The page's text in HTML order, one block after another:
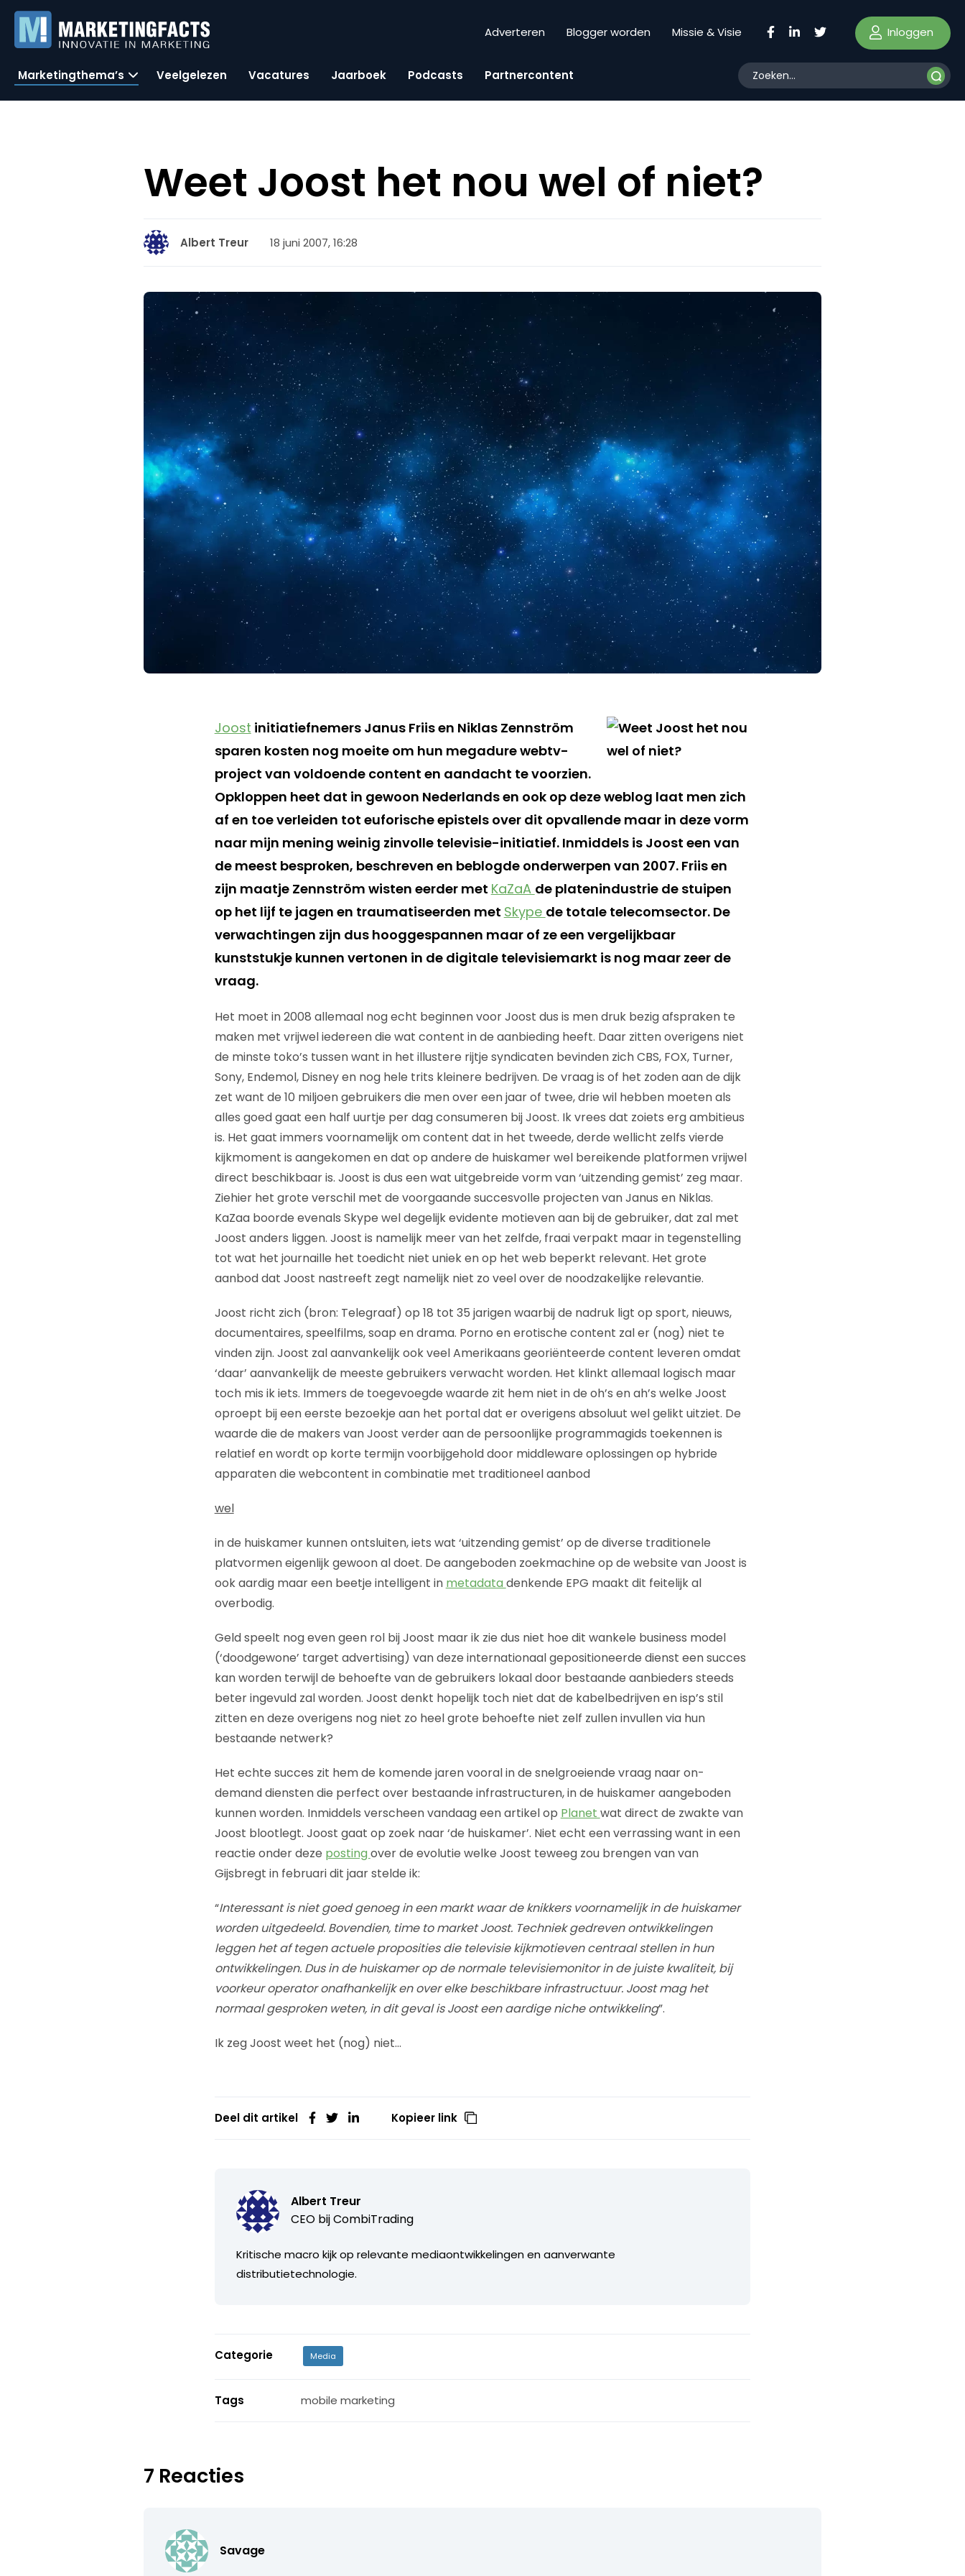
Adverteren Blogger worden Missie & Visie Inloggen
Marketingthema’s Veelgelezen Vacatures Jaarboek Podcasts Partnercontent
Weet Joost het nou wel of niet?
Albert Treur 18 juni 2007, 16:28
Joost initiatiefnemers Janus Friis en Niklas Zennström
sparen kosten nog moeite om hun megadure webtv-
project van voldoende content en aandacht te voorzien.
Opkloppen heet dat in gewoon Nederlands en ook op deze weblog laat men zich
af en toe verleiden tot euforische epistels over dit opvallende maar in deze vorm
naar mijn mening weinig zinvolle televisie-initiatief. Inmiddels is Joost een van
de meest besproken, beschreven en beblogde onderwerpen van 2007. Friis en
zijn maatje Zennström wisten eerder met KaZaA de platenindustrie de stuipen
op het lijf te jagen en traumatiseerden met Skype de totale telecomsector. De
verwachtingen zijn dus hooggespannen maar of ze een vergelijkbaar
kunststukje kunnen vertonen in de digitale televisiemarkt is nog maar zeer de
vraag.
Het moet in 2008 allemaal nog echt beginnen voor Joost dus is men druk bezig afspraken te
maken met vrijwel iedereen die wat content in de aanbieding heeft. Daar zitten overigens niet
de minste toko’s tussen want in het illustere rijtje syndicaten bevinden zich CBS, FOX, Turner,
Sony, Endemol, Disney en nog hele trits kleinere bedrijven. De vraag is of het zoden aan de dijk
zet want de 10 miljoen gebruikers die men over een jaar of twee, drie wil hebben moeten als
alles goed gaat een half uurtje per dag consumeren bij Joost. Ik vrees dat zoiets erg ambitieus
is. Het gaat immers voornamelijk om content dat in het tweede, derde wellicht zelfs vierde
kijkmoment is aangekomen en dat op andere de huiskamer wel bereikende platformen vrijwel
direct beschikbaar is. Joost is dus een wat uitgebreide vorm van ‘uitzending gemist’ zeg maar.
Ziehier het grote verschil met de voorgaande succesvolle projecten van Janus en Niklas.
KaZaa boorde evenals Skype wel degelijk evidente motieven aan bij de gebruiker, dat zal met
Joost anders liggen. Joost is namelijk meer van het zelfde, fraai verpakt maar in tegenstelling
tot wat het journaille het toedicht niet uniek en op het web beperkt relevant. Het grote
aanbod dat Joost nastreeft zegt namelijk niet zo veel over de noodzakelijke relevantie.
Joost richt zich (bron: Telegraaf) op 18 tot 35 jarigen waarbij de nadruk ligt op sport, nieuws,
documentaires, speelfilms, soap en drama. Porno en erotische content zal er (nog) niet te
vinden zijn. Joost zal aanvankelijk ook veel Amerikaans georiënteerde content leveren omdat
‘daar’ aanvankelijk de meeste gebruikers verwacht worden. Het klinkt allemaal logisch maar
toch mis ik iets. Immers de toegevoegde waarde zit hem niet in de oh’s en ah’s welke Joost
oproept bij een eerste bezoekje aan het portal dat er overigens absoluut wel gelikt uitziet. De
waarde die de makers van Joost verder aan de persoonlijke programmagids toekennen is
relatief en wordt op korte termijn voorbijgehold door middleware oplossingen op hybride
apparaten die webcontent in combinatie met traditioneel aanbod
wel
in de huiskamer kunnen ontsluiten, iets wat ‘uitzending gemist’ op de diverse traditionele
platvormen eigenlijk gewoon al doet. De aangeboden zoekmachine op de website van Joost is
ook aardig maar een beetje intelligent in metadata denkende EPG maakt dit feitelijk al
overbodig.
Geld speelt nog even geen rol bij Joost maar ik zie dus niet hoe dit wankele business model
(‘doodgewone’ target advertising) van deze internationaal gepositioneerde dienst een succes
kan worden terwijl de behoefte van de gebruikers lokaal door bestaande aanbieders steeds
beter ingevuld zal worden. Joost denkt hopelijk toch niet dat de kabelbedrijven en isp’s stil
zitten en deze overigens nog niet zo heel grote behoefte niet zelf zullen invullen via hun
bestaande netwerk?
Het echte succes zit hem de komende jaren vooral in de snelgroeiende vraag naar on-
demand diensten die perfect over bestaande infrastructuren, in de huiskamer aangeboden
kunnen worden. Inmiddels verscheen vandaag een artikel op Planet wat direct de zwakte van
Joost blootlegt. Joost gaat op zoek naar ‘de huiskamer’. Niet echt een verrassing want in een
reactie onder deze posting over de evolutie welke Joost teweeg zou brengen van van
Gijsbregt in februari dit jaar stelde ik:
“Interessant is niet goed genoeg in een markt waar de knikkers voornamelijk in de huiskamer
worden uitgedeeld. Bovendien, time to market Joost. Techniek gedreven ontwikkelingen
leggen het af tegen actuele proposities die televisie kijkmotieven centraal stellen in hun
ontwikkelingen. Dus in de huiskamer op de normale televisiemonitor in de juiste kwaliteit, bij
voorkeur operator onafhankelijk en over elke beschikbare infrastructuur. Joost mag het
normaal gesproken weten, in dit geval is Joost een aardige niche ontwikkeling”.
Ik zeg Joost weet het (nog) niet…
Deel dit artikel Kopieer link
Albert Treur
CEO bijCombiTrading
Kritische macro kijk op relevante mediaontwikkelingen en aanverwante
distributietechnologie.
Categorie Media
Tags mobile marketing
7 Reacties
Savage